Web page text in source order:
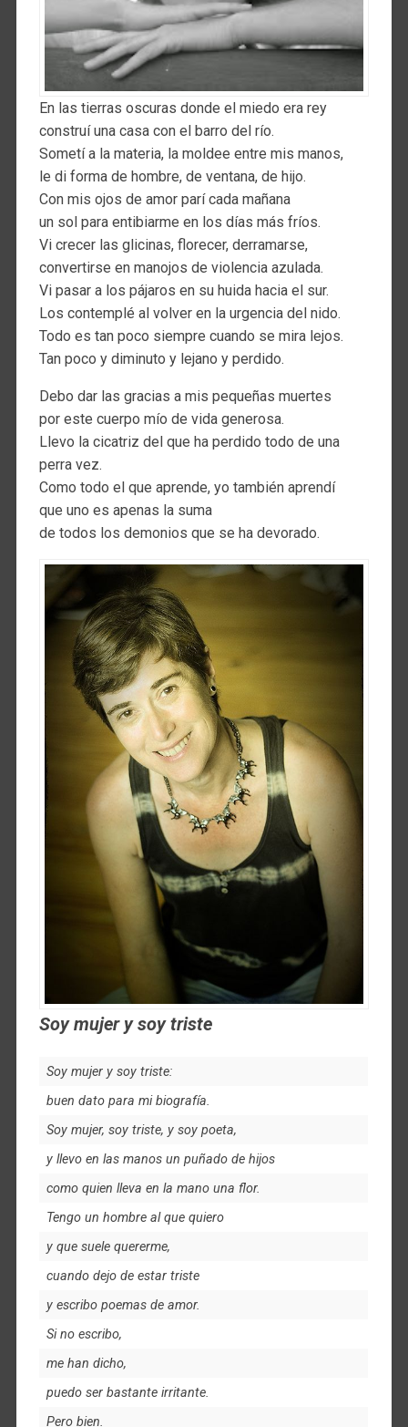
En las tierras oscuras donde el miedo era rey
construí una casa con el barro del río.
Sometí a la materia, la moldee entre mis manos,
le di forma de hombre, de ventana, de hijo.
Con mis ojos de amor parí cada mañana
un sol para entibiarme en los días más fríos.
Vi crecer las glicinas, florecer, derramarse,
convertirse en manojos de violencia azulada.
Vi pasar a los pájaros en su huida hacia el sur.
Los contemplé al volver en la urgencia del nido.
Todo es tan poco siempre cuando se mira lejos.
Tan poco y diminuto y lejano y perdido.
Debo dar las gracias a mis pequeñas muertes
por este cuerpo mío de vida generosa.
Llevo la cicatriz del que ha perdido todo de una
perra vez.
Como todo el que aprende, yo también aprendí
que uno es apenas la suma
de todos los demonios que se ha devorado.
Soy mujer y soy triste
Soy mujer y soy triste:
buen dato para mi biografía.
Soy mujer, soy triste, y soy poeta,
y llevo en las manos un puñado de hijos
como quien lleva en la mano una flor.
Tengo un hombre al que quiero
y que suele quererme,
cuando dejo de estar triste
y escribo poemas de amor.
Si no escribo,
me han dicho,
puedo ser bastante irritante.
Pero bien.